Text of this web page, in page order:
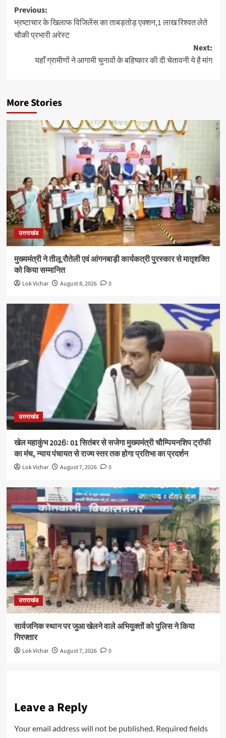
Post
navigation
Previous:
भ्रष्टाचार के खिलाफ विजिलेंस का ताबड़तोड़ एक्शन,1 लाख रिश्वत लेते
चौकी प्रभारी अरेस्ट
Next:
यहाँ ग्रामीणों ने आगामी चुनावों के बहिष्कार की दी चेतावनी ये है मांग
More Stories
उत्तराखंड
मुख्यमंत्री ने तीलू रौतेली एवं आंगनबाड़ी कार्यकत्री पुरस्कार से मातृशक्ति
को किया सम्मानित
Lok Vichar August 8, 2026 0
उत्तराखंड
खेल महाकुंभ 2026ः 01 सितंबर से सजेगा मुख्यमंत्री चौम्पियनशिप ट्रॉफी
का मंच, न्याय पंचायत से राज्य स्तर तक होगा प्रतिभा का प्रदर्शन
Lok Vichar August 7, 2026 0
उत्तराखंड
सार्वजनिक स्थान पर जुआ खेलने वाले अभियुक्तों को पुलिस ने किया
गिरफ्तार
Lok Vichar August 7, 2026 0
Leave a Reply
Your email address will not be published. Required fields